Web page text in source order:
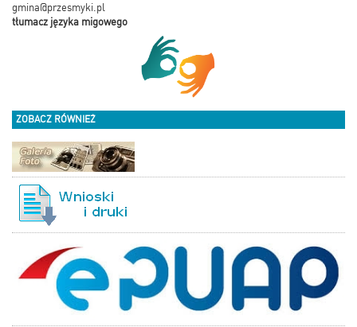
gmina@przesmyki.pl
tłumacz języka migowego
ZOBACZ RÓWNIEŻ